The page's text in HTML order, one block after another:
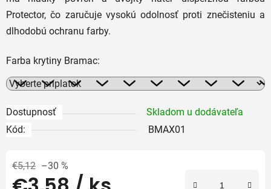
Protector, čo zaručuje vysokú odolnosť proti znečisteniu a
dlhodobú ochranu farby.
Farba krytiny Bramac:
Dostupnosť
Skladom u dodávateľa
Kód:
BMAX01
€5,12 –30 %